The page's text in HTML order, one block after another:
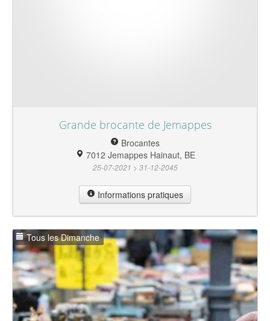
Grande brocante de Jemappes
Brocantes
7012 Jemappes Hainaut, BE
25-07-2021 > 31-12-2045
Informations pratiques
Tous les Dimanche